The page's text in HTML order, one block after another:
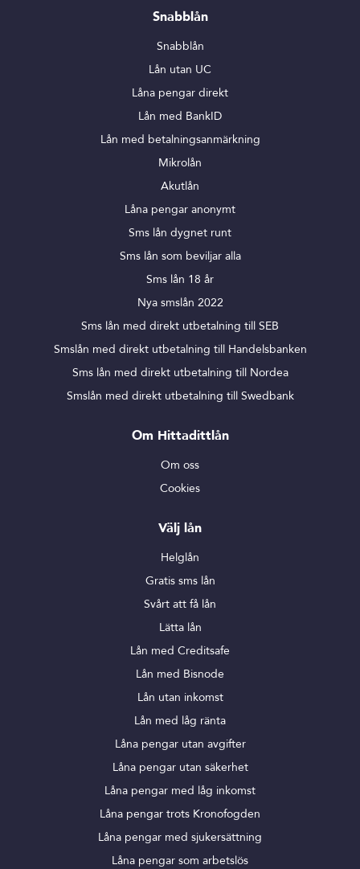
Snabblån
Snabblån
Lån utan UC
Låna pengar direkt
Lån med BankID
Lån med betalningsanmärkning
Mikrolån
Akutlån
Låna pengar anonymt
Sms lån dygnet runt
Sms lån som beviljar alla
Sms lån 18 år
Nya smslån 2022
Sms lån med direkt utbetalning till SEB
Smslån med direkt utbetalning till Handelsbanken
Sms lån med direkt utbetalning till Nordea
Smslån med direkt utbetalning till Swedbank
Om Hittadittlån
Om oss
Cookies
Välj lån
Helglån
Gratis sms lån
Svårt att få lån
Lätta lån
Lån med Creditsafe
Lån med Bisnode
Lån utan inkomst
Lån med låg ränta
Låna pengar utan avgifter
Låna pengar utan säkerhet
Låna pengar med låg inkomst
Låna pengar trots Kronofogden
Låna pengar med sjukersättning
Låna pengar som arbetslös